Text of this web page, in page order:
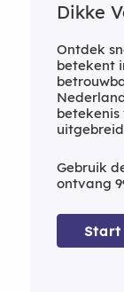
Dikke
Ontdek
betekent
betekenis
Gebruik
ontvang
Start